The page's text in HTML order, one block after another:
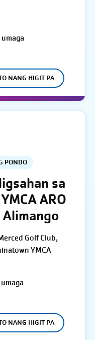
NANG HIGIT PA
PONDO
sa
ARO
Golf Club,
YMCA
NANG HIGIT PA